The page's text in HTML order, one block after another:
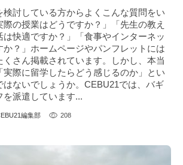
検討している方からよくこんな質問をい
の授業はどうですか？」「先生の教え
は快適ですか？」「食事やインターネッ
か？」ホームページやパンフレットには
くさん掲載されています。しかし、本当
実際に留学したらどう感じるのか」とい
はないでしょうか。CEBU21では、バギ
を派遣しています...
編集部 208